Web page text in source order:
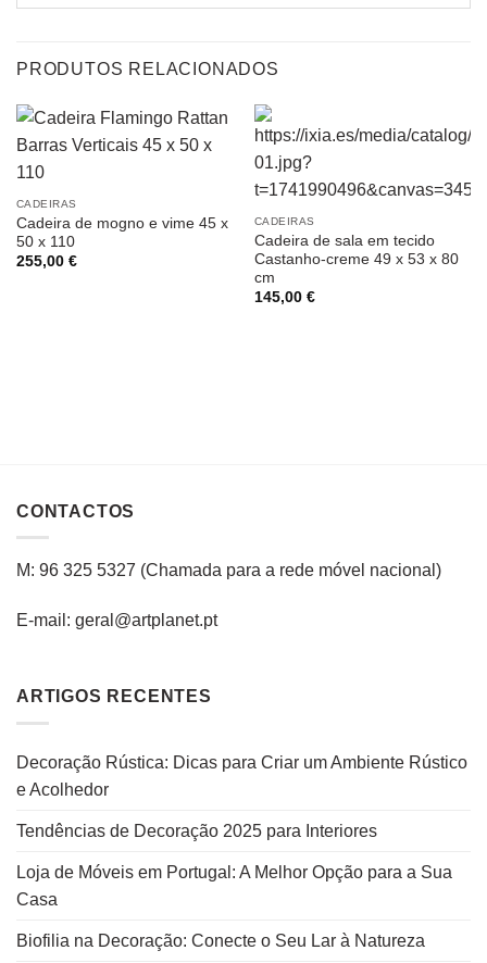
PRODUTOS RELACIONADOS
CADEIRAS
Cadeira de mogno e vime 45 x
50 x 110
255,00 €
CADEIRAS
Cadeira de sala em tecido
Castanho-creme 49 x 53 x 80
cm
145,00 €
CONTACTOS
M: 96 325 5327 (Chamada para a rede móvel nacional )
E-mail: geral@artplanet.pt
ARTIGOS RECENTES
Decoração Rústica: Dicas para Criar um Ambiente Rústico
e Acolhedor
Tendências de Decoração 2025 para Interiores
Loja de Móveis em Portugal: A Melhor Opção para a Sua
Casa
Biofilia na Decoração: Conecte o Seu Lar à Natureza